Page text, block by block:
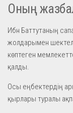
Оның
Ибн Баттутаның
жолдарымен
көптеген
қалды.
Осы еңбектердің
қырлары туралы